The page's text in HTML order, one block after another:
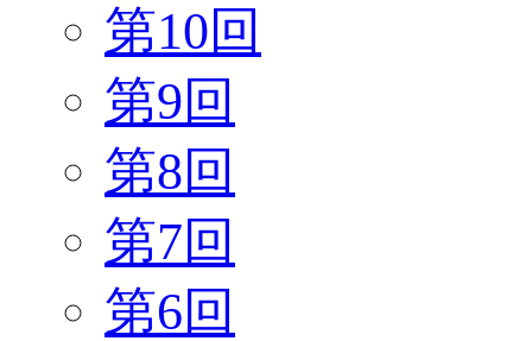
第10回
第9回
第8回
第7回
第6回